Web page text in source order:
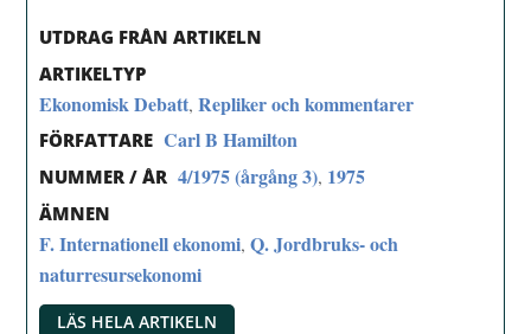
UTDRAG FRÅN ARTIKELN
ARTIKELTYP
Ekonomisk Debatt,Repliker och kommentarer
FÖRFATTARE Carl B Hamilton
NUMMER / ÅR 4/1975 (årgång 3), 1975
ÄMNEN
F. Internationell ekonomi,Q. Jordbruks- och
naturresursekonomi
LÄS HELA ARTIKELN